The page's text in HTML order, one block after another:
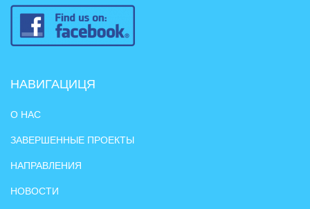
НАВИГАЦИЦЯ
О НАС
ЗАВЕРШЕННЫЕ ПРОЕКТЫ
НАПРАВЛЕНИЯ
НОВОСТИ